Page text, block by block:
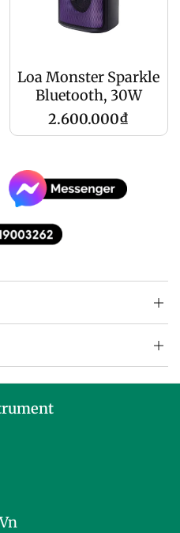
Loa Monster Sparkle
Bluetooth, 30W
Giá
2.600.000₫